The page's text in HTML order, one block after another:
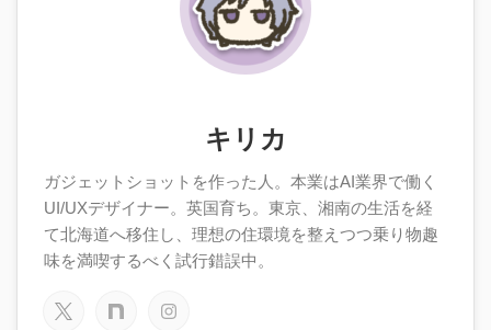
キリカ
ガジェットショットを作った人。本業はAI業界で働く
UI/UXデザイナー。英国育ち。東京、湘南の生活を経
て北海道へ移住し、理想の住環境を整えつつ乗り物趣
味を満喫するべく試行錯誤中。